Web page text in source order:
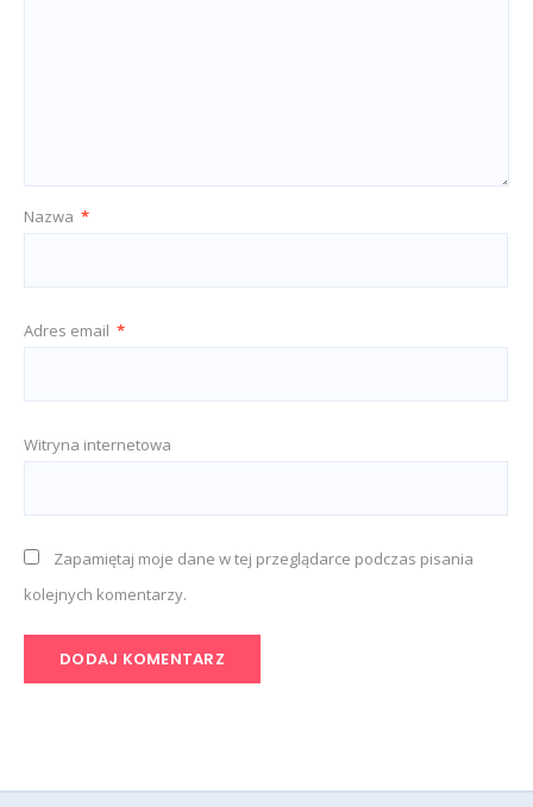
Nazwa *
Adres email *
Witryna internetowa
Zapamiętaj moje dane w tej przeglądarce podczas pisania
kolejnych komentarzy.